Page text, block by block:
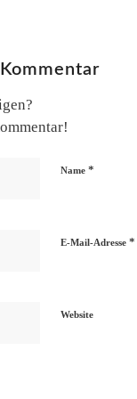
Name*
E-Mail-Adresse*
Website